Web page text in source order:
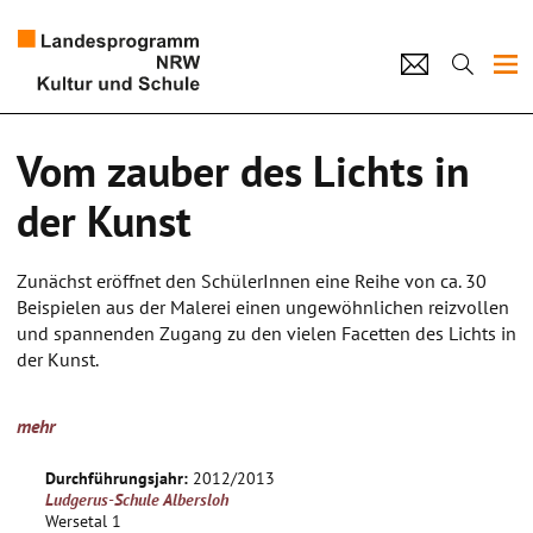
Künstlerpool
Kultur und Schule
home
Vom zauber des Lichts in
der Kunst
Zunächst eröffnet den SchülerInnen eine Reihe von ca. 30
Beispielen aus der Malerei einen ungewöhnlichen reizvollen
und spannenden Zugang zu den vielen Facetten des Lichts in
der Kunst.
Malerei. Das sehen, die Farben, der Schatten, Helligkeit und
Licht ist vergänglich - Licht lässt sich spiegeln - Licht kann
hart, Licht kann weich sein etc.
mehr
Durchführungsjahr: 2012/2013
Ludgerus-Schule Albersloh
Wersetal 1